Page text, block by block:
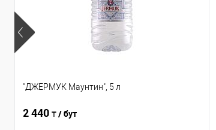
"ДЖЕРМУК Маунтин", 5 л
2 440 ₸ / бут